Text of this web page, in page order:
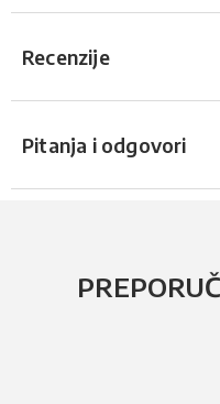
Recenzije
Pitanja i odgovori